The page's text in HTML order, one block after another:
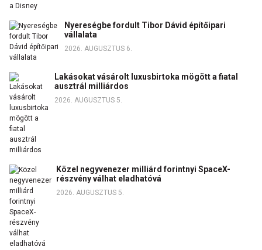
Nyereségbe fordult Tibor Dávid építőipari
vállalata
2026. AUGUSZTUS 6.
Lakásokat vásárolt luxusbirtoka mögött a fiatal
ausztrál milliárdos
2026. AUGUSZTUS 5.
Közel negyvenezer milliárd forintnyi SpaceX-
részvény válhat eladhatóvá
2026. AUGUSZTUS 5.